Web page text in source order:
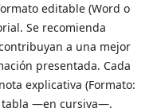
editable (Word o
Se recomienda
a una mejor
presentada. Cada
explicativa (Formato:
—en cursiva—.